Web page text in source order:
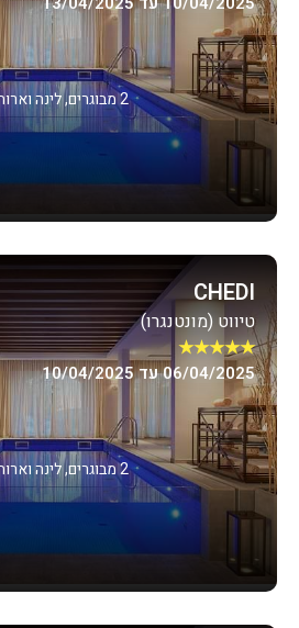
2 מבוגרים, לינה וארוחת בוקר
CHEDI
טיווט (מונטנגרו)
★★★★★
06/04/2025 עד 10/04/2025
2 מבוגרים, לינה וארוחת בוקר